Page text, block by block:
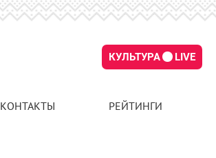
КУЛЬТУРА LIVE
КОНТАКТЫ РЕЙТИНГИ